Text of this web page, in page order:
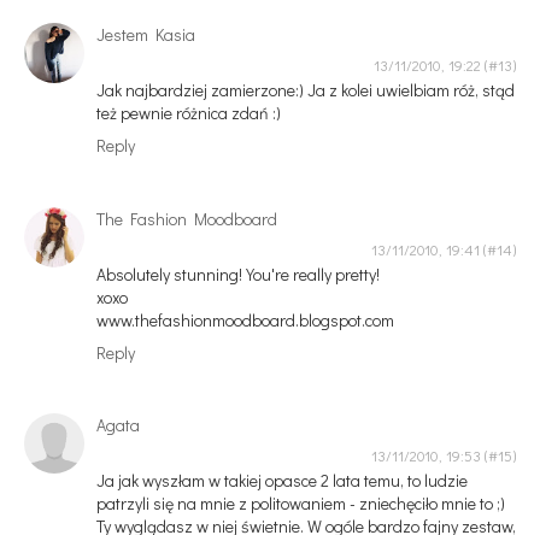
Jestem Kasia
13/11/2010, 19:22
Jak najbardziej zamierzone:) Ja z kolei uwielbiam róż, stąd
też pewnie różnica zdań :)
Reply
The Fashion Moodboard
13/11/2010, 19:41
Absolutely stunning! You're really pretty!
xoxo
www.thefashionmoodboard.blogspot.com
Reply
Agata
13/11/2010, 19:53
Ja jak wyszłam w takiej opasce 2 lata temu, to ludzie
patrzyli się na mnie z politowaniem - zniechęciło mnie to ;)
Ty wyglądasz w niej świetnie. W ogóle bardzo fajny zestaw,